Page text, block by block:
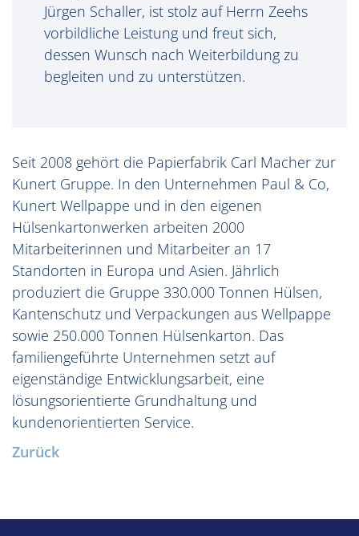
Jürgen Schaller, ist stolz auf Herrn Zeehs
vorbildliche Leistung und freut sich,
dessen Wunsch nach Weiterbildung zu
begleiten und zu unterstützen.
Seit 2008 gehört die Papierfabrik Carl Macher zur
Kunert Gruppe. In den Unternehmen Paul & Co,
Kunert Wellpappe und in den eigenen
Hülsenkartonwerken arbeiten 2000
Mitarbeiterinnen und Mitarbeiter an 17
Standorten in Europa und Asien. Jährlich
produziert die Gruppe 330.000 Tonnen Hülsen,
Kantenschutz und Verpackungen aus Wellpappe
sowie 250.000 Tonnen Hülsenkarton. Das
familiengeführte Unternehmen setzt auf
eigenständige Entwicklungsarbeit, eine
lösungsorientierte Grundhaltung und
kundenorientierten Service.
Zurück